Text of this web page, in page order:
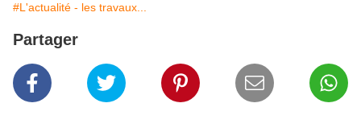
#L'actualité - les travaux...
Partager